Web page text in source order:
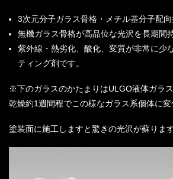
3次元分子ガラス骨格・メチル基分子配向
無機ガラス骨格が高品位な光沢を長期間
紫外線・熱劣化、酸化、変質が非常に少
ティング剤です。
※下のガラスのかたまりはULGO液体ガラ
乾燥約1週間程でこの様なガラス系個体に変
塗装面に施工しますと驚きの光沢が蘇りま